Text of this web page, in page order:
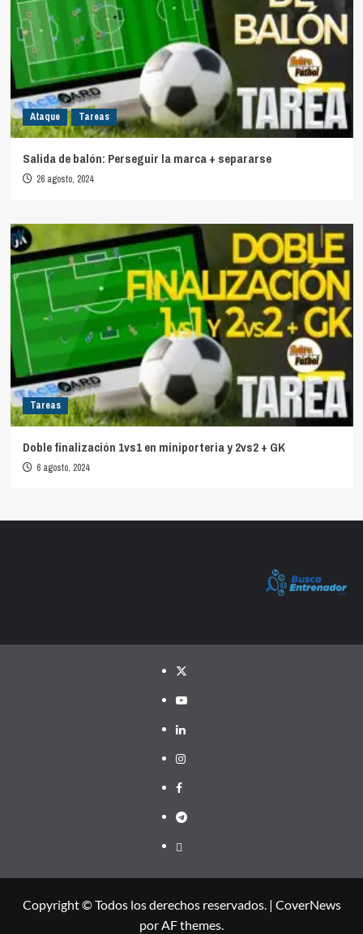
Ataque Tareas
Salida de balón: Perseguir la marca + separarse
26 agosto, 2024
Tareas
Doble finalización 1vs1 en miniporteria y 2vs2 + GK
6 agosto, 2024
Twitter
YouTube
LinkedIn
Instagram
Facebook
Telegram
PayPal
Copyright © Todos los derechos reservados. | CoverNews
por AF themes.